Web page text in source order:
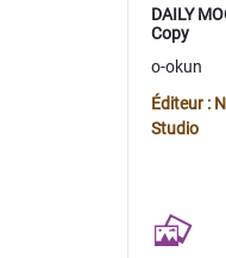
DAILY
Copy
o-okun
Éditeur :
Studio